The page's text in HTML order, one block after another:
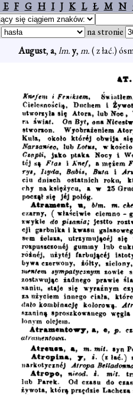
E F G H I J K L Ł M N
na stronie
August,a,lm.y,m.( z łać.)